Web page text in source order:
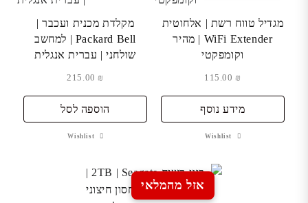
מגדיל טווח רשת | אלחוטית
WiFi Extender | מהיר
וקומפקטי
₪
מידע נוסף
Wishlist
מקלדת מכנית ועכבר |
Packard Bell | למחשב
שולחני | עברית אנגלית
₪
הוספה לסל
Wishlist
אזל מהמלאי